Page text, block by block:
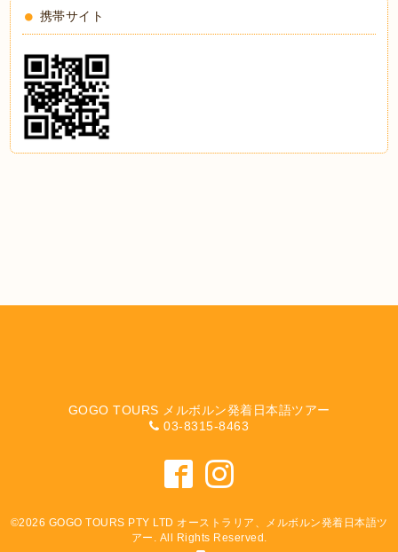
携帯サイト
GOGO TOURS メルボルン発着日本語ツアー
03-8315-8463
©2026 GOGO TOURS PTY LTD オーストラリア、メルボルン発着日本語ツ
アー . All Rights Reserved.